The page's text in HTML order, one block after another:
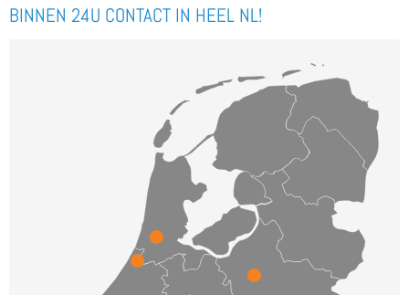
BINNEN 24U CONTACT IN HEEL NL!